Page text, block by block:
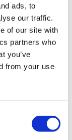
ads, to
our traffic.
of our site with
partners who
you’ve
from your use
пожалуста
пожалуста
пожалуста
пожалуста